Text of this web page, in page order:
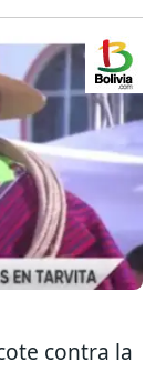
contra la